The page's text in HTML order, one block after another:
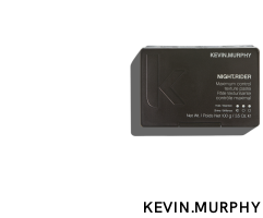
KEVIN.MURPHY